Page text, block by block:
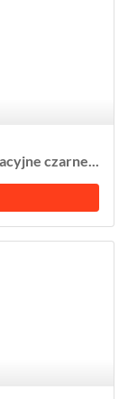
czarne...